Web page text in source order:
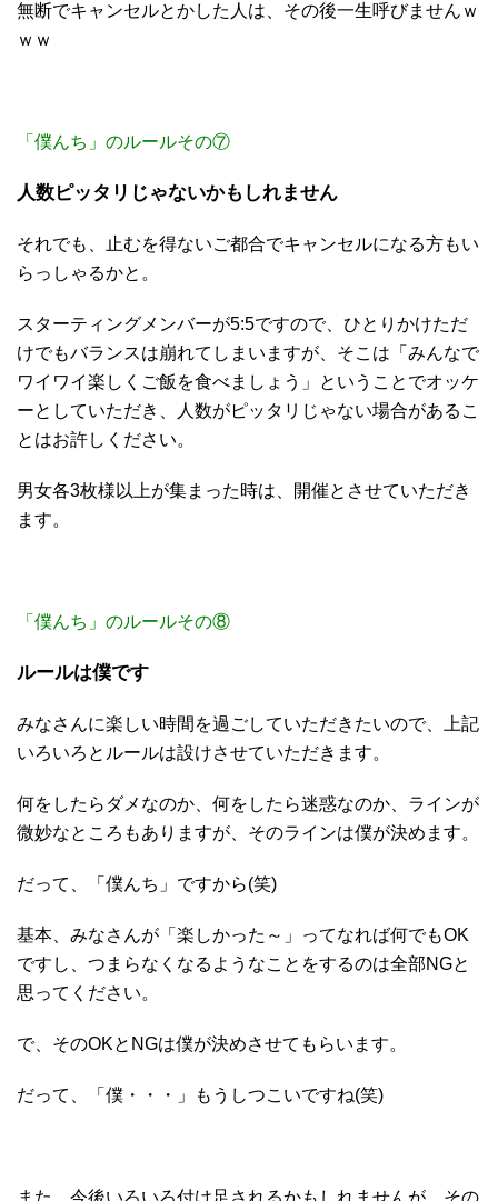
無断でキャンセルとかした人は、その後一生呼びませんｗ
ｗｗ
「僕んち」のルールその⑦
人数ピッタリじゃないかもしれません
それでも、止むを得ないご都合でキャンセルになる方もい
らっしゃるかと。
スターティングメンバーが5:5ですので、ひとりかけただ
けでもバランスは崩れてしまいますが、そこは「みんなで
ワイワイ楽しくご飯を食べましょう」ということでオッケ
ーとしていただき、人数がピッタリじゃない場合があるこ
とはお許しください。
男女各3枚様以上が集まった時は、開催とさせていただき
ます。
「僕んち」のルールその⑧
ルールは僕です
みなさんに楽しい時間を過ごしていただきたいので、上記
いろいろとルールは設けさせていただきます。
何をしたらダメなのか、何をしたら迷惑なのか、ラインが
微妙なところもありますが、そのラインは僕が決めます。
だって、「僕んち」ですから(笑)
基本、みなさんが「楽しかった～」ってなれば何でもOK
ですし、つまらなくなるようなことをするのは全部NGと
思ってください。
で、そのOKとNGは僕が決めさせてもらいます。
だって、「僕・・・」もうしつこいですね(笑)